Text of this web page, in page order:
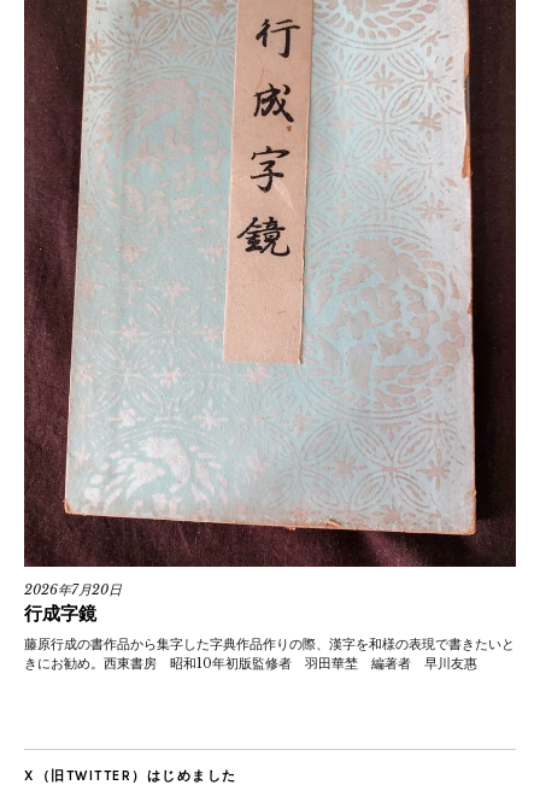
2026年7月20日
行成字鏡
藤原行成の書作品から集字した字典作品作りの際、漢字を和様の表現で書きたいと
きにお勧め。西東書房 昭和10年初版監修者 羽田華埜 編著者 早川友惠
X（旧TWITTER）はじめました